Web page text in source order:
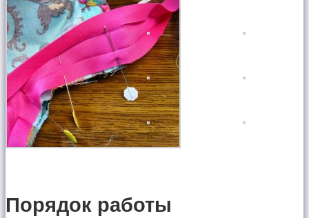
Порядок работы